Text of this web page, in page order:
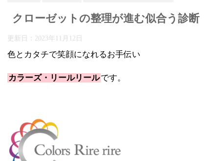
クローゼットの整理が進む似合う診断
更新日： 2023年11月12日
色とカタチで笑顔になれるお手伝い
カラーズ・リールリールです。